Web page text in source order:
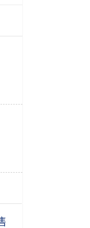
899元！